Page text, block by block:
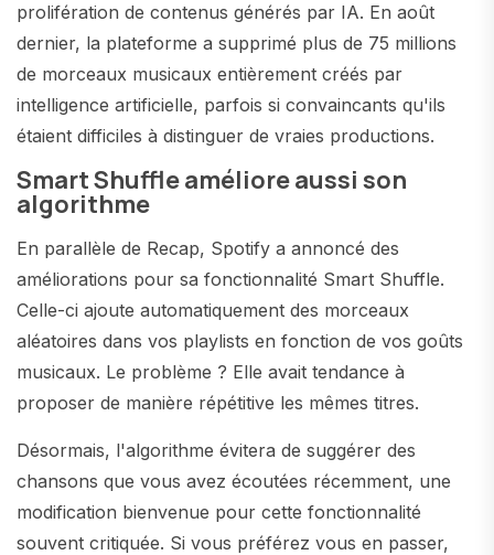
prolifération de contenus générés par IA. En août
dernier, la plateforme a supprimé plus de 75 millions
de morceaux musicaux entièrement créés par
intelligence artificielle, parfois si convaincants qu'ils
étaient difficiles à distinguer de vraies productions.
Smart Shuffle améliore aussi son
algorithme
En parallèle de Recap, Spotify a annoncé des
améliorations pour sa fonctionnalité Smart Shuffle.
Celle-ci ajoute automatiquement des morceaux
aléatoires dans vos playlists en fonction de vos goûts
musicaux. Le problème ? Elle avait tendance à
proposer de manière répétitive les mêmes titres.
Désormais, l'algorithme évitera de suggérer des
chansons que vous avez écoutées récemment, une
modification bienvenue pour cette fonctionnalité
souvent critiquée. Si vous préférez vous en passer,